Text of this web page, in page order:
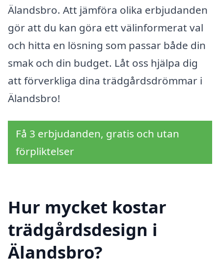
Älandsbro. Att jämföra olika erbjudanden
gör att du kan göra ett välinformerat val
och hitta en lösning som passar både din
smak och din budget. Låt oss hjälpa dig
att förverkliga dina trädgårdsdrömmar i
Älandsbro!
Få 3 erbjudanden, gratis och utan
förpliktelser
Hur mycket kostar
trädgårdsdesign i
Älandsbro?